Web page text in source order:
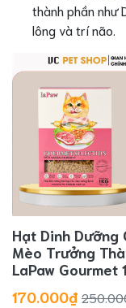
thành phần như
lông và trí não.
Hạt Dinh Dưỡng
Mèo Trưởng
LaPaw Gourmet
170.000₫